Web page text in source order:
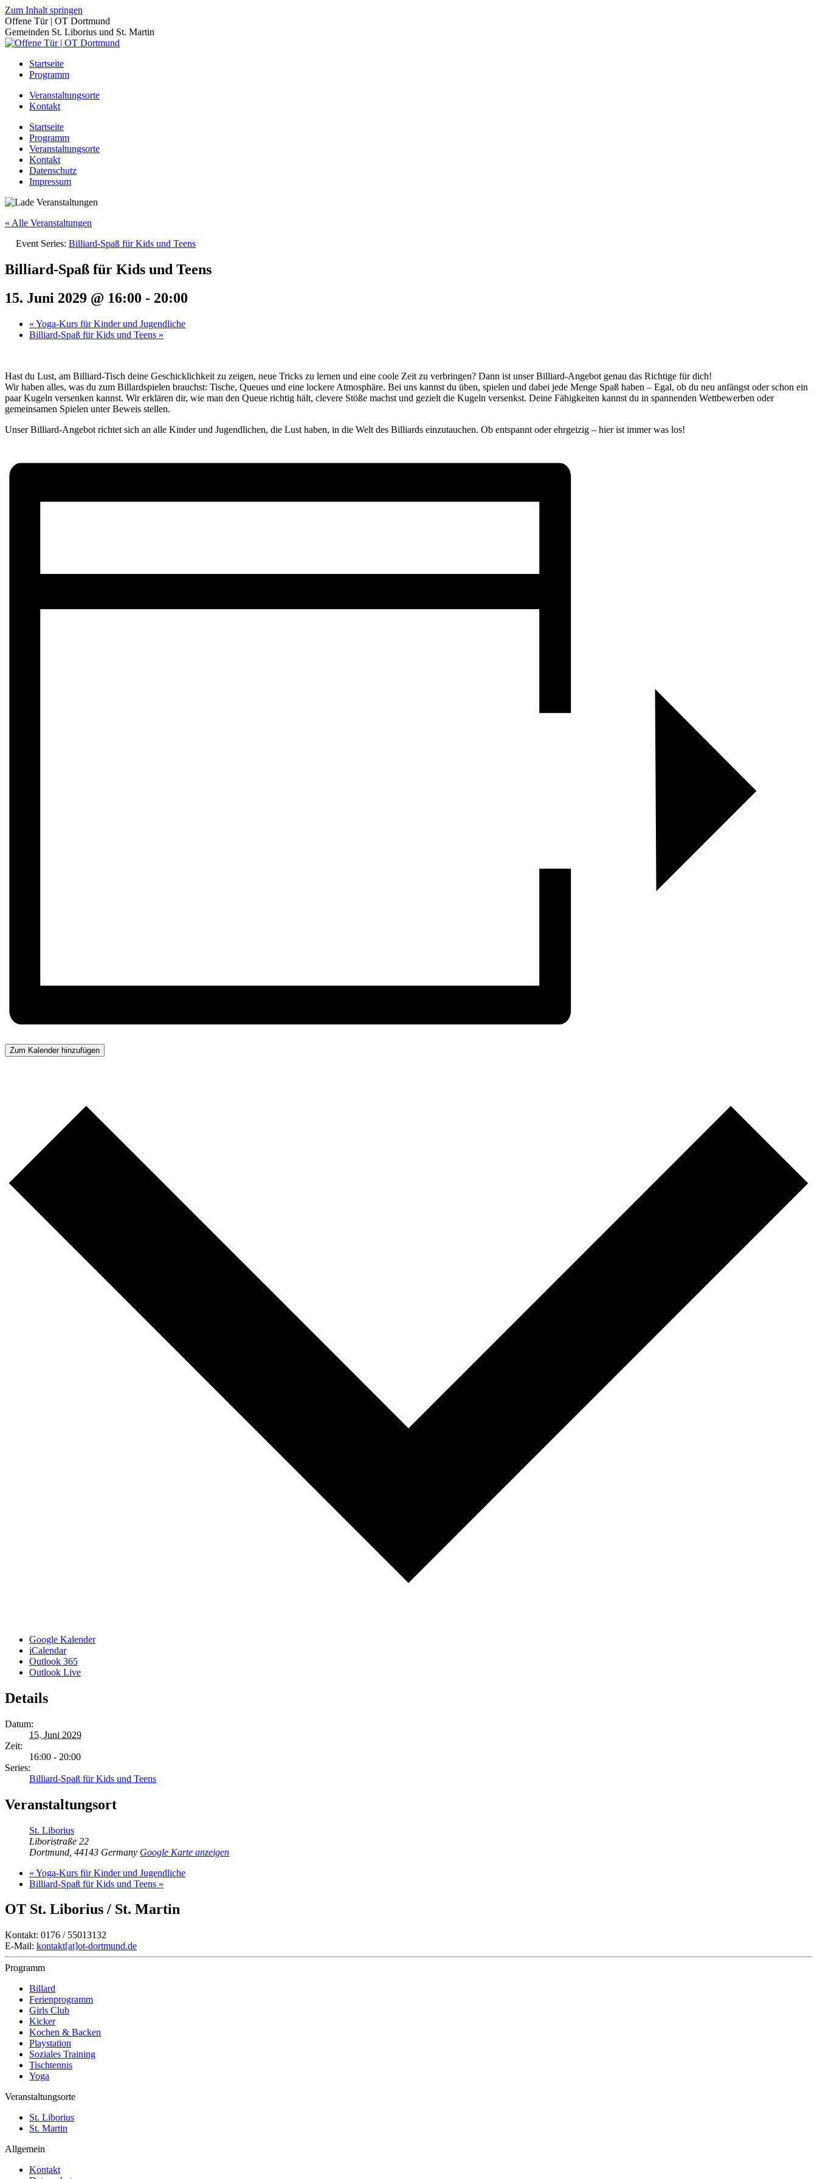
Zum Inhalt springen
Offene Tür | OT Dortmund
Gemeinden St. Liborius und St. Martin
Startseite
Programm
Veranstaltungsorte
Kontakt
Startseite
Programm
Veranstaltungsorte
Kontakt
Datenschutz
Impressum
« Alle Veranstaltungen
Event Series: Billiard-Spaß für Kids und Teens
Billiard-Spaß für Kids und Teens
15. Juni 2029 @ 16:00 - 20:00
« Yoga-Kurs für Kinder und Jugendliche
Billiard-Spaß für Kids und Teens »
Hast du Lust, am Billiard-Tisch deine Geschicklichkeit zu zeigen, neue Tricks zu lernen und eine coole Zeit zu verbringen? Dann ist unser Billiard-Angebot genau das Richtige für dich!
Wir haben alles, was du zum Billardspielen brauchst: Tische, Queues und eine lockere Atmosphäre. Bei uns kannst du üben, spielen und dabei jede Menge Spaß haben – Egal, ob du neu anfängst oder schon ein
paar Kugeln versenken kannst. Wir erklären dir, wie man den Queue richtig hält, clevere Stöße machst und gezielt die Kugeln versenkst. Deine Fähigkeiten kannst du in spannenden Wettbewerben oder
gemeinsamen Spielen unter Beweis stellen.
Unser Billiard-Angebot richtet sich an alle Kinder und Jugendlichen, die Lust haben, in die Welt des Billiards einzutauchen. Ob entspannt oder ehrgeizig – hier ist immer was los!
Zum Kalender hinzufügen
Google Kalender
iCalendar
Outlook 365
Outlook Live
Details
Datum:
15. Juni 2029
Zeit:
16:00 - 20:00
Series:
Billiard-Spaß für Kids und Teens
Veranstaltungsort
St. Liborius
Liboristraße 22
Dortmund 44143 Germany Google Karte anzeigen
« Yoga-Kurs für Kinder und Jugendliche
Billiard-Spaß für Kids und Teens »
OT St. Liborius / St. Martin
Kontakt: 0176 / 55013132
E-Mail: kontakt[at]ot-dortmund.de
Programm
Billard
Ferienprogramm
Girls Club
Kicker
Kochen & Backen
Playstation
Soziales Training
Tischtennis
Yoga
Veranstaltungsorte
St. Liborius
St. Martin
Allgemein
Kontakt